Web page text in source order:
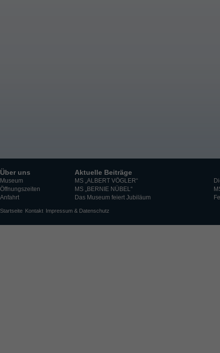
Über uns
Museum
Öffnungszeiten
Anfahrt
Aktuelle Beiträge
MS „ALBERT VÖGLER“
MS „BERNIE NÜBEL“
Das Museum feiert Jubiläum
Startseite Kontakt Impressum & Datenschutz